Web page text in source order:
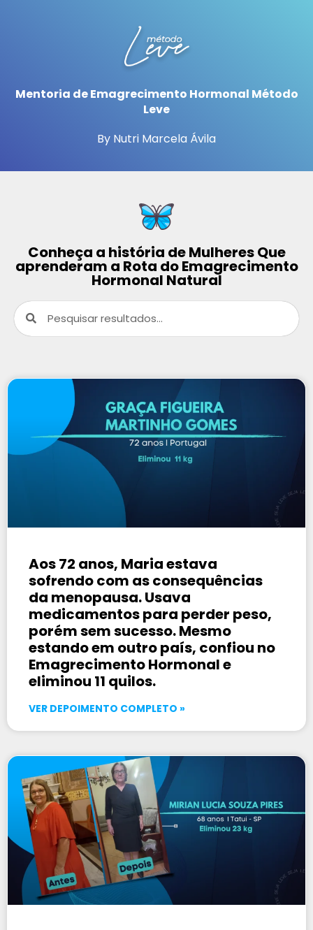
Mentoria de Emagrecimento Hormonal Método
Leve
By Nutri Marcela Ávila
Conheça a história de Mulheres Que
aprenderam a Rota do Emagrecimento
Hormonal Natural
Aos 72 anos, Maria estava
sofrendo com as consequências
da menopausa. Usava
medicamentos para perder peso,
porém sem sucesso. Mesmo
estando em outro país, confiou no
Emagrecimento Hormonal e
eliminou 11 quilos.
VER DEPOIMENTO COMPLETO »